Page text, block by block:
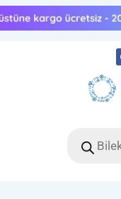
Skip
to
search